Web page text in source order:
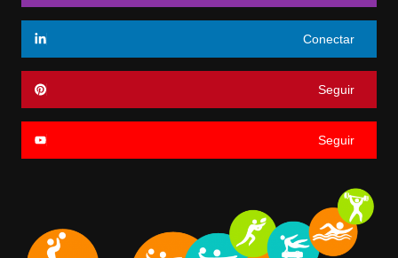
Conectar
Seguir
Seguir